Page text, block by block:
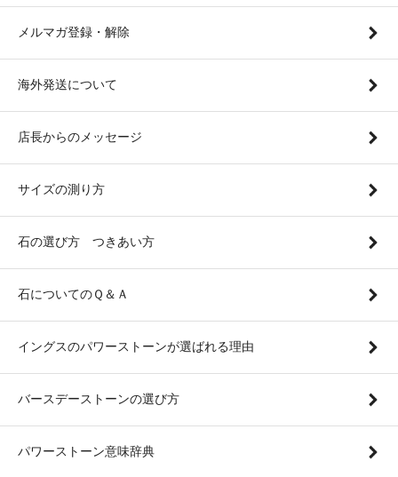
メルマガ登録・解除
海外発送について
店長からのメッセージ
サイズの測り方
石の選び方 つきあい方
石についてのＱ＆Ａ
イングスのパワーストーンが選ばれる理由
バースデーストーンの選び方
パワーストーン意味辞典